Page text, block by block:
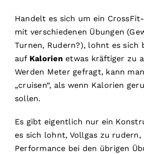
Handelt es sich um ein
mit verschiedenen Übungen
Turnen, Rudern?), lohnt es sich
auf Kalorien etwas kräftiger zu
Werden Meter gefragt, kann
„cruisen“, als wenn Kalorien
sollen.
Es gibt eigentlich nur ein
es sich lohnt, Vollgas zu rudern,
Performance bei den übrigen